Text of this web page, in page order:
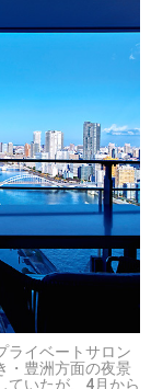
ライベートサロン
・豊洲方面の夜景
ていたが、4月から